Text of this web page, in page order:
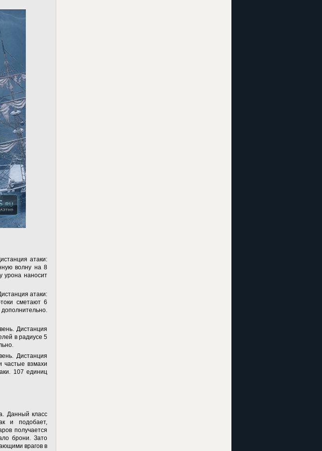
атаки:
волну на 8
урона наносит
атаки:
сметают 6
Дистанция
в радиусе 5
Дистанция
частые взмахи
107 единиц
Данный класс
и подобает,
получается
брони. Зато
врагов в